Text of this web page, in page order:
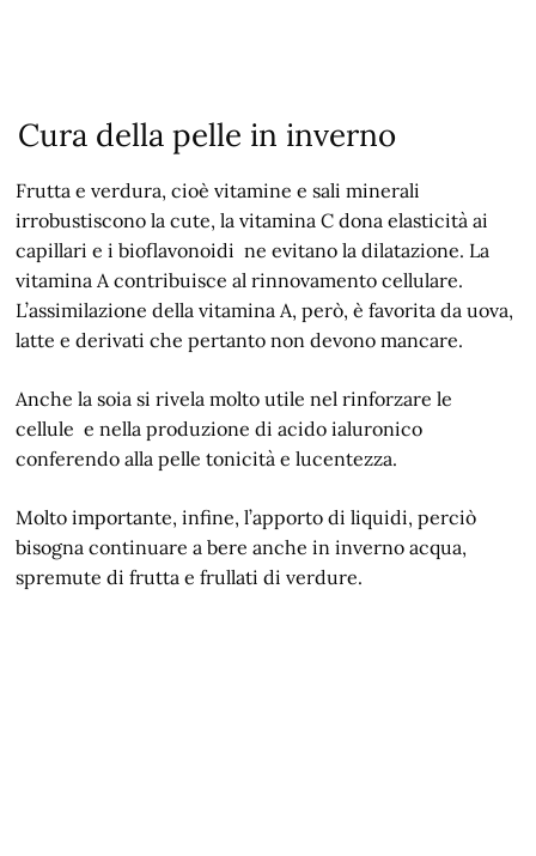
Cura della pelle in inverno
Frutta e verdura, cioè vitamine e sali minerali
irrobustiscono la cute, la vitamina C dona elasticità ai
capillari e i bioflavonoidi ne evitano la dilatazione. La
vitamina A contribuisce al rinnovamento cellulare.
L’assimilazione della vitamina A, però, è favorita da uova,
latte e derivati che pertanto non devono mancare.
Anche la soia si rivela molto utile nel rinforzare le
cellule e nella produzione di acido ialuronico
conferendo alla pelle tonicità e lucentezza.
Molto importante, infine, l’apporto di liquidi, perciò
bisogna continuare a bere anche in inverno acqua,
spremute di frutta e frullati di verdure.